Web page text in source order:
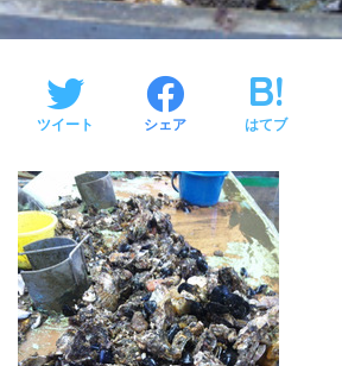
ツイート シェア はてブ